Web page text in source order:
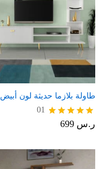
طاولة بلازما حديثة لون أبيض 08
تم التقييم
01
ر.س